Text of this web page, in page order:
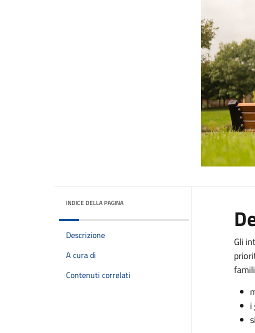
INDICE DELLA PAGINA
Descrizione
A cura di
Contenuti correlati
Gli
i